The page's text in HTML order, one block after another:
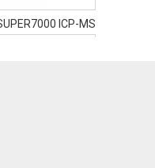
المعدات
ICP-MS